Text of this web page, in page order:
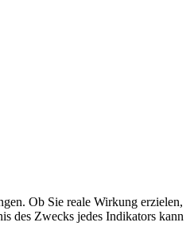
Ob Sie reale Wirkung erzielen,
des Zwecks jedes Indikators kann